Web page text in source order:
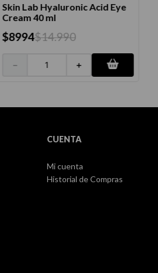
Skin Lab Hyaluronic Acid Eye
Cream 40 ml
$8994$14.990
＋
－
CUENTA
Mi cuenta
Historial de Compras